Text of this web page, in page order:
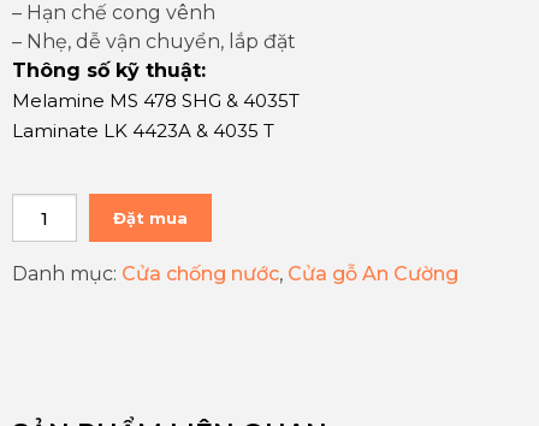
Đặt mua
Danh mục: Cửa chống nước, Cửa gỗ An Cường
– Hạn chế cong vênh
– Nhẹ, dễ vận chuyển, lắp đặt
Thông số kỹ thuật:
Melamine MS 478 SHG & 4035T
Laminate LK 4423A & 4035 T